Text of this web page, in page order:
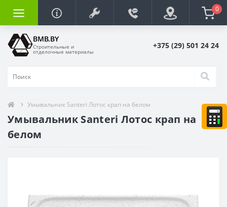
0
BMB.BY
Строительные и
отделочные материалы
+375 (29) 501 24 24
Умывальник Santeri Лотос крап на белом
Умывальник Santeri Лотос крап на
белом